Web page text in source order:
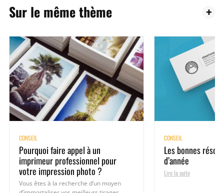
Sur le même thème
CONSEIL
Pourquoi faire appel à un
imprimeur professionnel pour
votre impression photo ?
Vous êtes à la recherche d’un moyen
CONSEIL
Les bonnes
d’année
Lire la suite